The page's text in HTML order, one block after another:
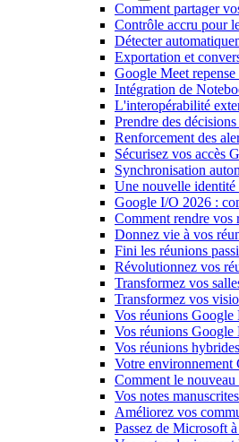
Comment partager
Contrôle accru pour
Détecter
Exportation et
Google Meet
Intégration de
L'interopérabilité
Prendre des
Renforcement des
Sécurisez vos accès
Synchronisation
Une nouvelle identité
Google I/O 2026 :
Comment rendre vos
Donnez vie à vos
Fini les réunions
Révolutionnez vos
Transformez vos
Transformez vos
Vos réunions Google
Vos réunions Google
Vos réunions
Votre environnement
Comment le
Vos notes
Améliorez vos
Passez de Microsoft